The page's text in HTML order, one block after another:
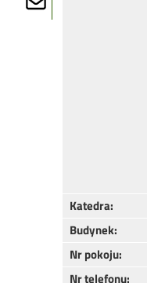
Katedra:
Budynek:
Nr pokoju:
Nr telefonu: